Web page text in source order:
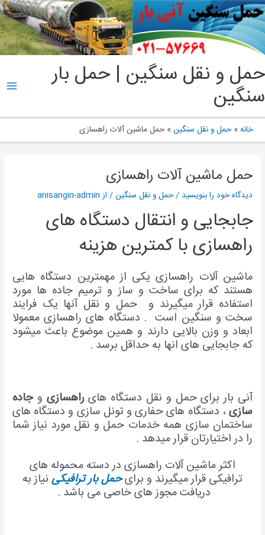
حمل و نقل سنگین | حمل بار
سنگین
خانه حمل و نقل سنگین حمل ماشین آلات راهسازی
حمل ماشین آلات راهسازی
دیدگاه‌ خود را بنویسید /حمل و نقل سنگین/ از anisangin-admin
جابجایی و انتقال دستگاه های
راهسازی با کمترین هزینه
ماشین آلات راهسازی یکی از مهمترین دستگاه هایی
هستند که برای ساخت و ساز و ترمیم جاده ها مورد
استفاده قرار میگیرند و حمل و نقل آنها یک فرایند
سخت و سنگین است . دستگاه های راهسازی معمولا
ابعاد و وزن بالایی دارند و همین موضوع باعث میشود
که جابجایی های انها به حداقل برسد .
آنی بار برای حمل و نقل دستگاه هایراهسازی وجاده
سازی، دستگاه های حفاری و تونل سازی و دستگاه های
ساختمان سازی همه خدمات حمل و نقل مورد نیاز شما
را در اختیارتان قرار میدهد .
اکثر ماشین آلات راهسازی در دسته محموله های
ترافیکی قرار میگیرند و برایحمل بار ترافیکی نیاز به
دریافت مجوز های خاصی می باشد .